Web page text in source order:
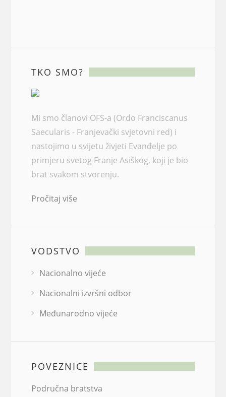
TKO SMO?
Mi smo članovi OFS-a (Ordo Franciscanus
Saecularis - Franjevački svjetovni red) i
nastojimo u svijetu živjeti Evanđelje po
primjeru svetog Franje Asiškog, koji je bio
brat svakom stvorenju.
Pročitaj više
VODSTVO
Nacionalno vijeće
Nacionalni izvršni odbor
Međunarodno vijeće
POVEZNICE
Područna bratstva